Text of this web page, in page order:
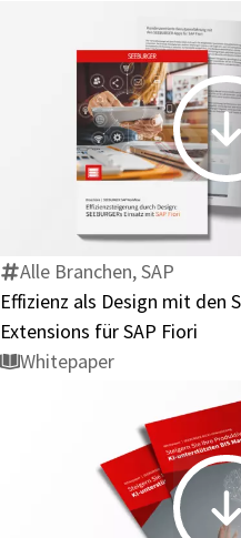
Alle Branchen, SAP
Effizienz als Design mit den
Extensions für SAP Fiori
Whitepaper